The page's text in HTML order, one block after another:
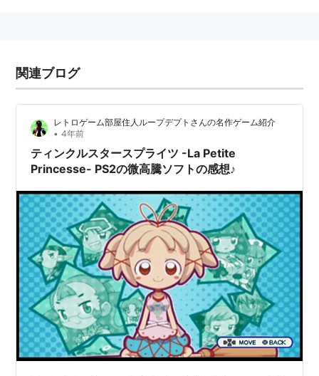
ている。
MVSシステム（オリジナルアーケード版）
NEOGEO版( ASIN:B00014B0AE)
セガサターン版(ASIN:B000069SRM)
ドリームキャスト版(ASIN:B00006LJRM)
サウンドトラック
ティンクルスタースプライツ
アーティスト:ゲーム・ミュージック
出版社/メーカー:ポニーキャニオン
発売日:1997/02/21
メディア:CD
関連ブログ
レトロゲーム部屋住人ループデプトさんの名作ゲーム紹介
• 4年前
ティンクルスタースプライツ -La Petite
Princesse- PS2の微高騰ソフトの感想♪